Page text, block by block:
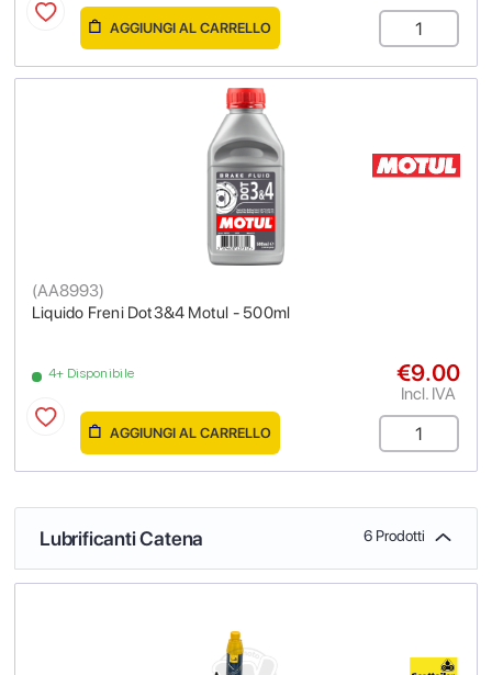
AGGIUNGI AL CARRELLO
Liquido Freni Dot3&4 Motul - 500ml
(AA8993)
4+ Disponibile €9.00
Incl. IVA
AGGIUNGI AL CARRELLO
Lubrificanti Catena 6 Prodotti